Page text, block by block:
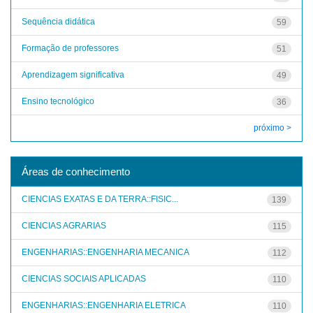
59
Sequência didática
51
Formação de professores
49
Aprendizagem significativa
36
Ensino tecnológico
próximo >
Áreas de conhecimento
139
CIENCIAS EXATAS E DA TERRA::FISIC...
115
CIENCIAS AGRARIAS
112
ENGENHARIAS::ENGENHARIA MECANICA
110
CIENCIAS SOCIAIS APLICADAS
110
ENGENHARIAS::ENGENHARIA ELETRICA